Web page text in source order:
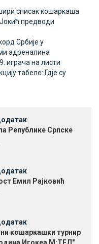
списак кошаркаша
предводи
Србије у
адреналина
играча на листи
табеле: Гдје су
Републике Српске
Емил Рајковић
кошаркашки турнир